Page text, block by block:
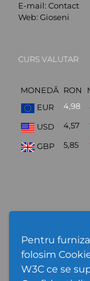
Pentru
folosim
W3C ce se
E-mail: Contact
Web: Gioseni
CURS VALUTAR
MONEDĂ RON
EUR
4,98
USD 4,57
GBP 5,85